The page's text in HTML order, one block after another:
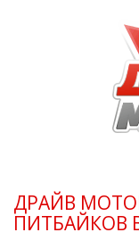
ДРАЙВ
ПИТБАЙКОВ